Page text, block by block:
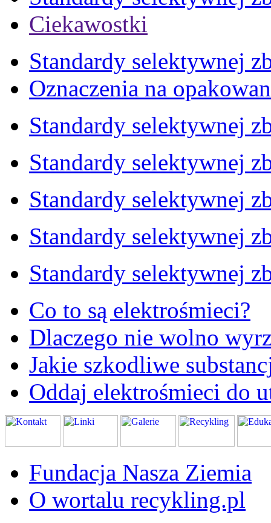
Ciekawostki
Standardy selektywnej
Oznaczenia na
Standardy selektywnej
Standardy selektywnej
Standardy selektywnej
Standardy selektywnej
Standardy selektywnej
Co to są elektrośmieci?
Dlaczego nie wolno
Jakie szkodliwe
Oddaj elektrośmieci do
Fundacja Nasza Ziemia
O wortalu recykling.pl